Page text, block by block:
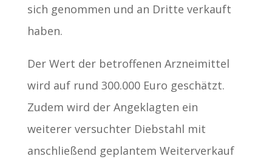
sich genommen und an Dritte verkauft
haben.
Der Wert der betroffenen Arzneimittel
wird auf rund 300.000 Euro geschätzt.
Zudem wird der Angeklagten ein
weiterer versuchter Diebstahl mit
anschließend geplantem Weiterverkauf